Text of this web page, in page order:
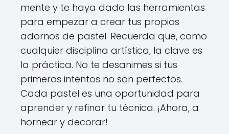
mente y te haya dado las herramientas
para empezar a crear tus propios
adornos de pastel. Recuerda que, como
cualquier disciplina artística, la clave es
la práctica. No te desanimes si tus
primeros intentos no son perfectos.
Cada pastel es una oportunidad para
aprender y refinar tu técnica. ¡Ahora, a
hornear y decorar!